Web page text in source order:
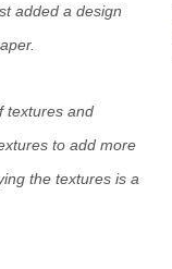
added a design
textures and
to add more
the textures is a